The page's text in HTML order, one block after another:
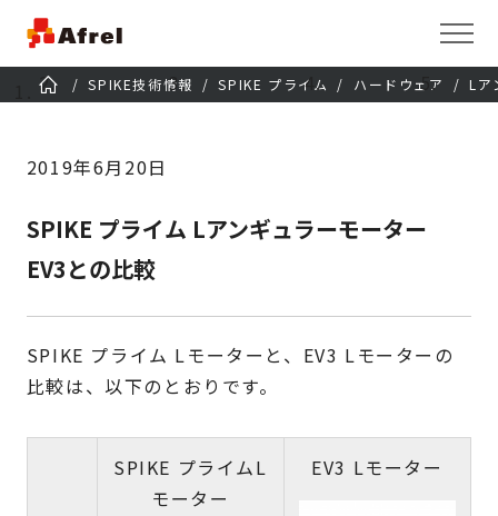
SPIKE技術情報 SPIKE プライム ハードウェア Lア
2019年6月20日
SPIKE プライム Lアンギュラーモーター
EV3との比較
SPIKE プライム Lモーターと、EV3 Lモーターの
比較は、以下のとおりです。
SPIKE プライムL
モーター
EV3 Lモーター